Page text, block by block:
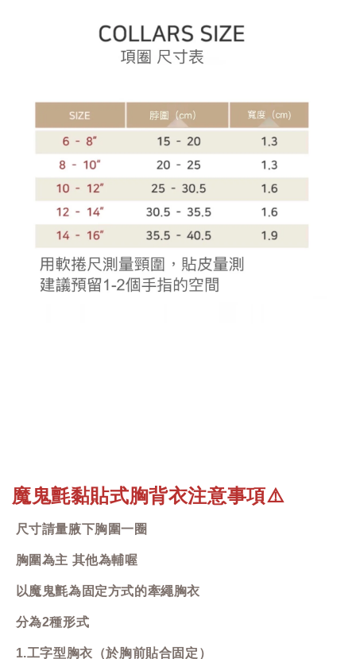
魔鬼氈黏貼式胸背衣注意事項⚠️
尺寸請量腋下胸圍一圈
胸圍為主 其他為輔喔
以魔鬼氈為固定方式的牽繩胸衣
分為2種形式
1.工字型胸衣（於胸前貼合固定）